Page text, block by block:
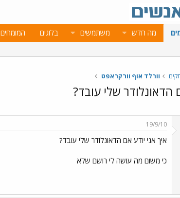
מה חדש משתמשים בלוגים המומחים
וורלד אוף וורקראפט
הדאונלודר שלי עובד?
19/9/10
איך אני יודע אם הדאונלודר שלי עובד?
כי משום מה עושה לי רושם שלא